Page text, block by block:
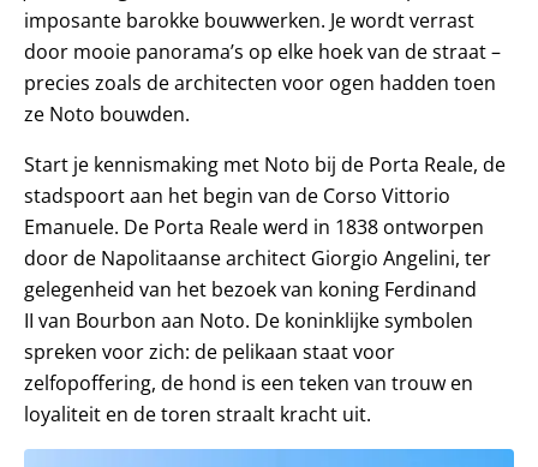
imposante barokke bouwwerken. Je wordt verrast
door mooie panorama’s op elke hoek van de straat –
precies zoals de architecten voor ogen hadden toen
ze Noto bouwden.
Start je kennismaking met Noto bij de Porta Reale, de
stadspoort aan het begin van de Corso Vittorio
Emanuele. De Porta Reale werd in 1838 ontworpen
door de Napolitaanse architect Giorgio Angelini, ter
gelegenheid van het bezoek van koning Ferdinand
II van Bourbon aan Noto. De koninklijke symbolen
spreken voor zich: de pelikaan staat voor
zelfopoffering, de hond is een teken van trouw en
loyaliteit en de toren straalt kracht uit.